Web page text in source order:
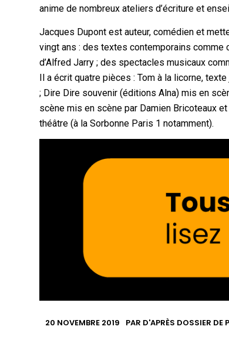
anime de nombreux ateliers d’écriture et
Jacques Dupont est auteur, comédien et
vingt ans : des textes contemporains comme
d’Alfred Jarry ; des spectacles musicaux
Il a écrit quatre pièces : Tom à la licorne,
; Dire Dire souvenir (éditions Alna) mis en
scène mis en scène par Damien Bricoteaux
théâtre (à la Sorbonne Paris 1 notamment).
20 NOVEMBRE 2019 PAR D'APRÈS DOSSIER DE